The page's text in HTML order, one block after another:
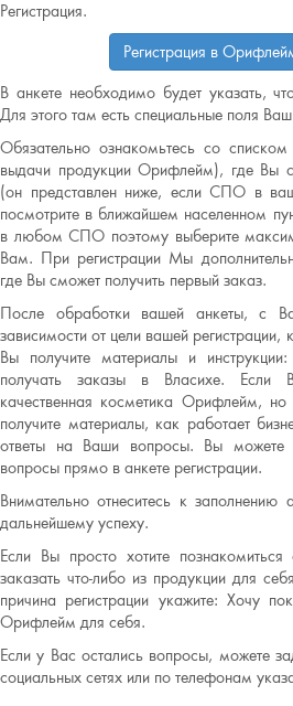
Регистрация.
Регистрация в
В анкете необходимо будет указать,
Для этого там есть специальные поля
Обязательно ознакомьтесь со
выдачи продукции Орифлейм), где Вы
(он представлен ниже, если СПО в
посмотрите в ближайшем населенном
в любом СПО поэтому выберите
Вам. При регистрации Мы
где Вы сможет получить первый заказ.
После обработки вашей анкеты, с
зависимости от цели вашей регистрации,
Вы получите материалы и
получать заказы в Власихе. Если
качественная косметика Орифлейм,
получите материалы, как работает
ответы на Ваши вопросы. Вы можете
вопросы прямо в анкете регистрации.
Внимательно отнеситесь к
дальнейшему успеху.
Если Вы просто хотите
заказать что-либо из продукции для
причина регистрации укажите: Хочу
Орифлейм для себя.
Если у Вас остались вопросы, можете
социальных сетях или по телефонам